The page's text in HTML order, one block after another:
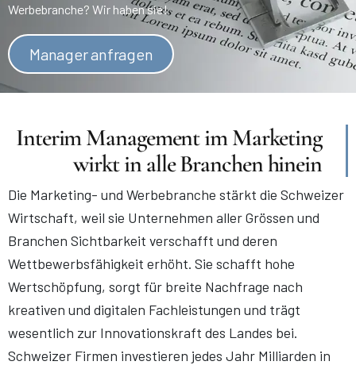
Werbebranche? Wir haben sie!
Manager anfragen
Interim Management im Marketing
wirkt in alle Branchen hinein
Die Marketing- und Werbebranche stärkt die Schweizer
Wirtschaft, weil sie Unternehmen aller Grössen und
Branchen Sichtbarkeit verschafft und deren
Wettbewerbsfähigkeit erhöht. Sie schafft hohe
Wertschöpfung, sorgt für breite Nachfrage nach
kreativen und digitalen Fachleistungen und trägt
wesentlich zur Innovationskraft des Landes bei.
Schweizer Firmen investieren jedes Jahr Milliarden in